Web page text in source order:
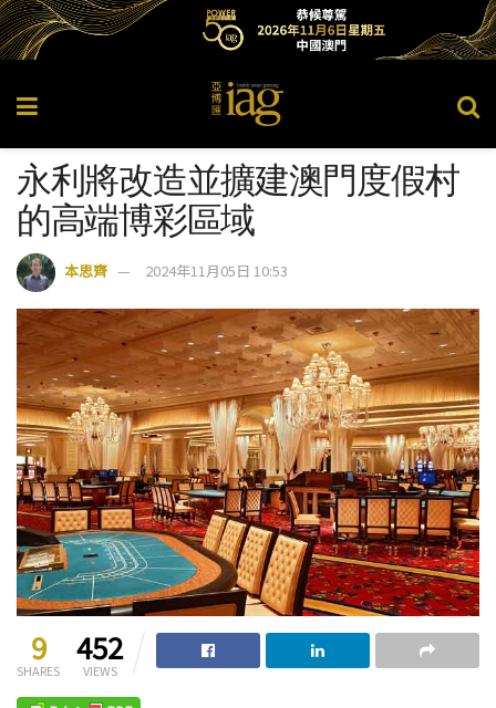
永利將改造並擴建澳門度假村
的高端博彩區域
本思齊 2024年11月05日 10:53
9
SHARES
452
VIEWS